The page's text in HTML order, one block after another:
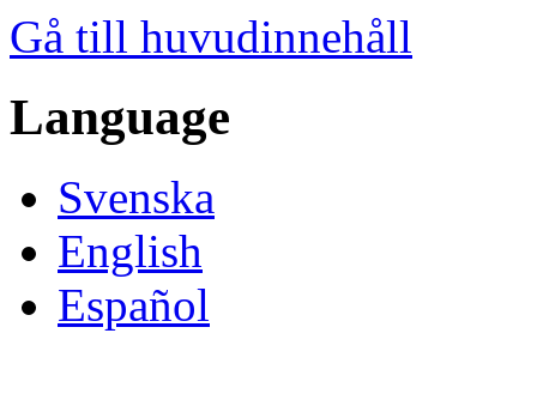
Gå till huvudinnehåll
Language
Svenska
English
Español